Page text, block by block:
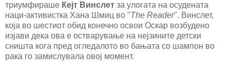
триумфираше Кејт Винслет за улогата на осудената
наци-активистка Хана Шмиц во "The Reader". Винслет,
која во шестиот обид конечно освои Оскар возбудено
изјави дека ова е остварување на нејзините детски
сништа кога пред огледалото во бањата со шампон во
рака го замислувала овој момент.